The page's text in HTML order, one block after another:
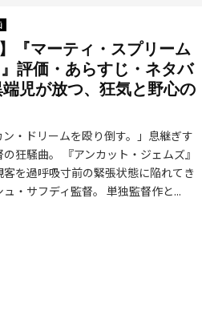
『マーティ・スプリーム
評価・あらすじ・ネタバ
児が放つ、狂気と野心の
ン・ドリームを殴り倒す。」息継ぎす
狂騒曲。 『アンカット・ジェムズ』
を過呼吸寸前の緊張状態に陥れてき
・サフディ監督。 単独監督作と...